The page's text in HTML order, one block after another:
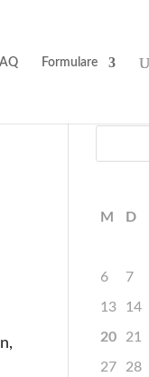
Formulare
M D
6 7
13 14
20 21
27 28